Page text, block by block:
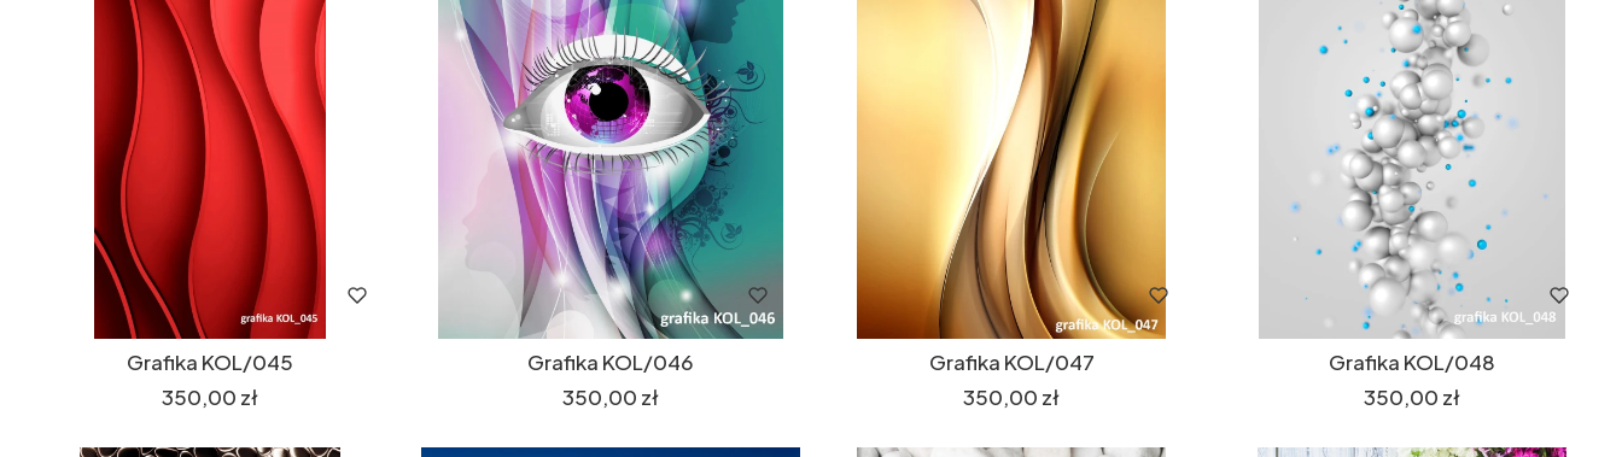
Grafika KOL/045
Cena
350,00 zł
Grafika KOL/046
Cena
350,00 zł
Grafika KOL/047
Cena
350,00 zł
Grafika KOL/048
Cena
350,00 zł